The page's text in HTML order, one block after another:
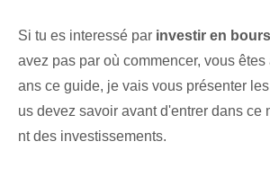
Si tu es interessé par investir en
avez pas par où commencer, vous
ans ce guide, je vais vous présenter les
us devez savoir avant d'entrer⁢ dans ce
nt des investissements.